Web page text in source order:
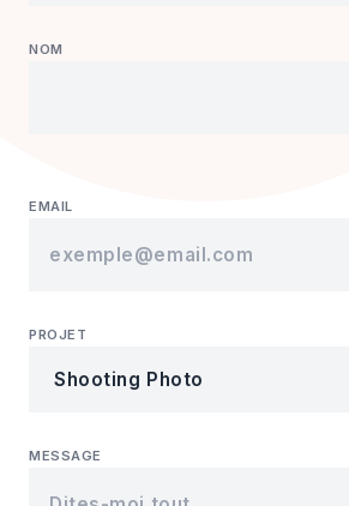
NOM
EMAIL
PROJET
MESSAGE